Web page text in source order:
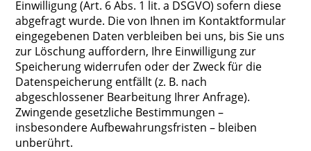
Einwilligung (Art. 6 Abs. 1 lit. a DSGVO) sofern diese
abgefragt wurde. Die von Ihnen im Kontaktformular
eingegebenen Daten verbleiben bei uns, bis Sie uns
zur Löschung auffordern, Ihre Einwilligung zur
Speicherung widerrufen oder der Zweck für die
Datenspeicherung entfällt (z. B. nach
abgeschlossener Bearbeitung Ihrer Anfrage).
Zwingende gesetzliche Bestimmungen –
insbesondere Aufbewahrungsfristen – bleiben
unberührt.